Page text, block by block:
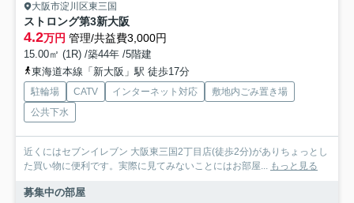
大阪市淀川区東三国
ストロング第3新大阪
4.2万円 管理/共益費3,000円
15.00㎡ (1R) /築44年 /5階建
東海道本線「新大阪」駅 徒歩17分
駐輪場 CATV インターネット対応
敷地内ごみ置き場
公共下水
近くにはセブンイレブン 大阪東三国2丁目店(徒歩2分)がありちょっとし
た買い物に便利です。実際に見てみないことにはお部屋... もっと見る
募集中の部屋